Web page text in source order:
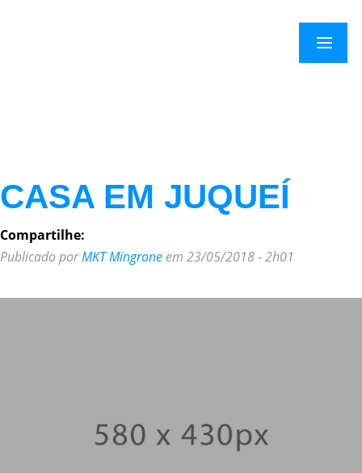
×
Menu
CASA EM JUQUEÍ
Compartilhe:
Publicado porMKT Mingrone em 23/05/2018 - 2h01